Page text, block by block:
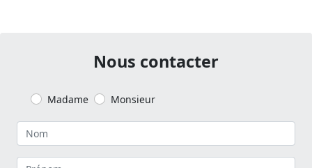
Nous contacter
Madame Monsieur